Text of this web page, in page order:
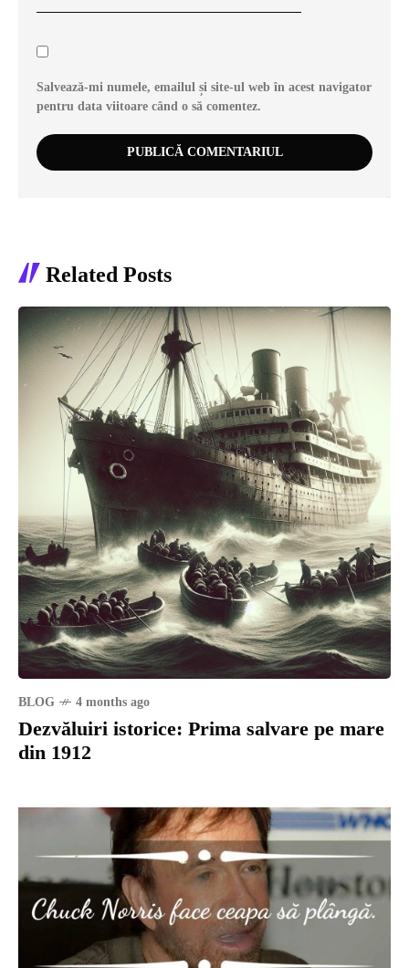
Salvează-mi numele, emailul și site-ul web în acest navigator
pentru data viitoare când o să comentez.
Related Posts
BLOG 4 months ago
Dezvăluiri istorice: Prima salvare pe mare
din 1912